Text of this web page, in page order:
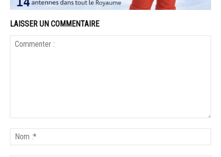
LAISSER UN COMMENTAIRE